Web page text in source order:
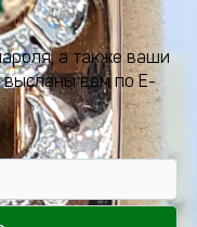
а также ваши
вам по E-